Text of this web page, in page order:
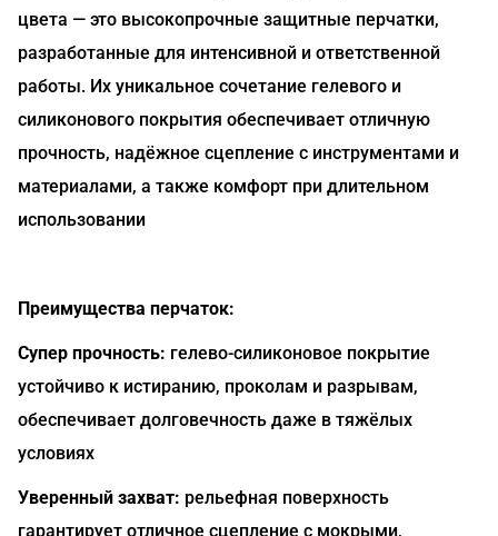
цвета — это высокопрочные защитные перчатки,
разработанные для интенсивной и ответственной
работы. Их уникальное сочетание гелевого и
силиконового покрытия обеспечивает отличную
прочность, надёжное сцепление с инструментами и
материалами, а также комфорт при длительном
использовании
Преимущества перчаток:
Супер прочность: гелево-силиконовое покрытие
устойчиво к истиранию, проколам и разрывам,
обеспечивает долговечность даже в тяжёлых
условиях
Уверенный захват: рельефная поверхность
гарантирует отличное сцепление с мокрыми,